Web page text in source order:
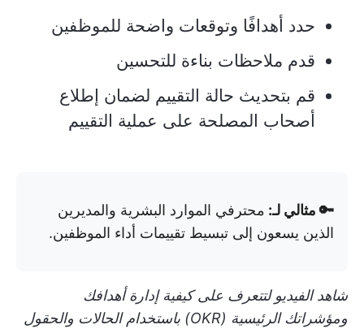
حدد أهدافًا وتوقعات واضحة للموظفين
قدم ملاحظات بناءة للتحسين
قم بتحديث حالة التقييم لضمان إطلاع
أصحاب المصلحة على عملية التقييم
🔑 مثالي لـ: محترفي الموارد البشرية والمديرين
الذين يسعون إلى تبسيط تقييمات أداء الموظفين.
شاهد الفيديو لتتعرف على كيفية إدارة أهدافك
ومؤشراتك الرئيسية (OKR) باستخدام الحالات والحقول